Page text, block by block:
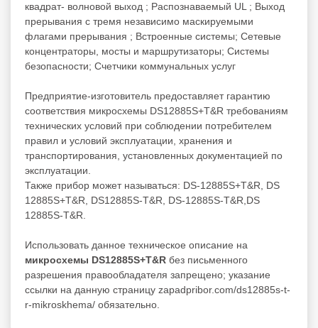
квадрат- волновой выход ; Распознаваемый UL ; Выход
прерывания с тремя независимо маскируемыми
флагами прерывания ; Встроенные системы; Сетевые
концентраторы, мосты и маршрутизаторы; Системы
безопасности; Счетчики коммунальных услуг
Предприятие-изготовитель предоставляет гарантию
соответствия микросхемы DS12885S+T&R требованиям
технических условий при соблюдении потребителем
правил и условий эксплуатации, хранения и
транспортирования, установленных документацией по
эксплуатации.
Также прибор может называться: DS-12885S+T&R, DS
12885S+T&R, DS12885S-T&R, DS-12885S-T&R,DS
12885S-T&R.
Использовать данное техническое описание на
микросхемы DS12885S+T&R без письменного
разрешения правообладателя запрещено; указание
ссылки на данную страницу zapadpribor.com/ds12885s-t-
r-mikroskhema/ обязательно.